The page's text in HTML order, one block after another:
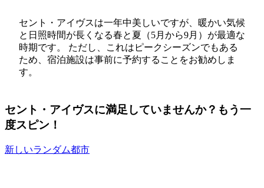
セント・アイヴスは一年中美しいですが、暖かい気候
と日照時間が長くなる春と夏（5月から9月）が最適な
時期です。 ただし、これはピークシーズンでもある
ため、宿泊施設は事前に予約することをお勧めしま
す。
セント・アイヴスに満足していませんか？もう一
度スピン！
新しいランダム都市